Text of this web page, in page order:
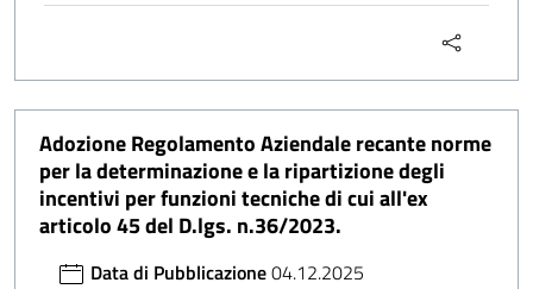
Adozione Regolamento Aziendale recante norme
per la determinazione e la ripartizione degli
incentivi per funzioni tecniche di cui all'ex
articolo 45 del D.lgs. n.36/2023.
Data di Pubblicazione04.12.2025